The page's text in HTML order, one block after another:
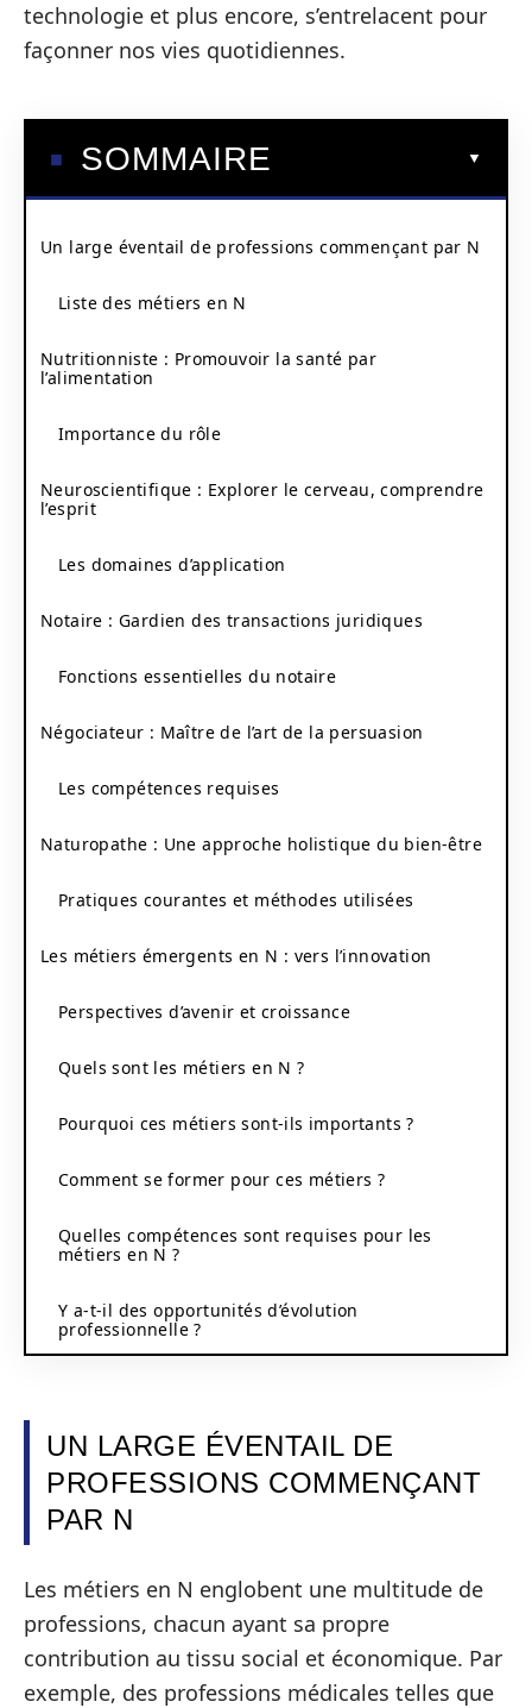
technologie et plus encore, s’entrelacent pour
façonner nos vies quotidiennes.
SOMMAIRE
Un large éventail de professions commençant par N
Liste des métiers en N
Nutritionniste : Promouvoir la santé par
l’alimentation
Importance du rôle
Neuroscientifique : Explorer le cerveau, comprendre
l’esprit
Les domaines d’application
Notaire : Gardien des transactions juridiques
Fonctions essentielles du notaire
Négociateur : Maître de l’art de la persuasion
Les compétences requises
Naturopathe : Une approche holistique du bien-être
Pratiques courantes et méthodes utilisées
Les métiers émergents en N : vers l’innovation
Perspectives d’avenir et croissance
Quels sont les métiers en N ?
Pourquoi ces métiers sont-ils importants ?
Comment se former pour ces métiers ?
Quelles compétences sont requises pour les
métiers en N ?
Y a-t-il des opportunités d’évolution
professionnelle ?
UN LARGE ÉVENTAIL DE
PROFESSIONS COMMENÇANT
PAR N
Les métiers en N englobent une multitude de
professions, chacun ayant sa propre
contribution au tissu social et économique. Par
exemple, des professions médicales telles que